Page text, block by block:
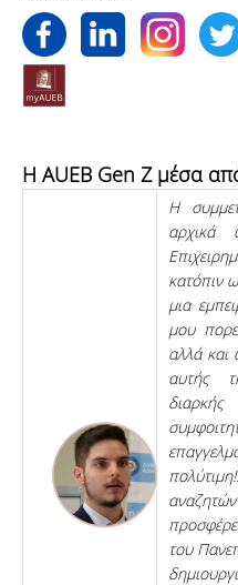
Η AUEB Gen Z μέσα
Η
αρχικά
κατόπιν
μια
μου
αλλά και
αυτής
του